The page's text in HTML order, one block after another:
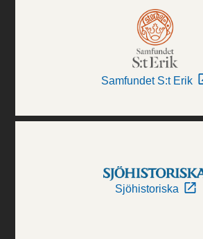
Samfundet S:t Erik
Sjöhistoriska